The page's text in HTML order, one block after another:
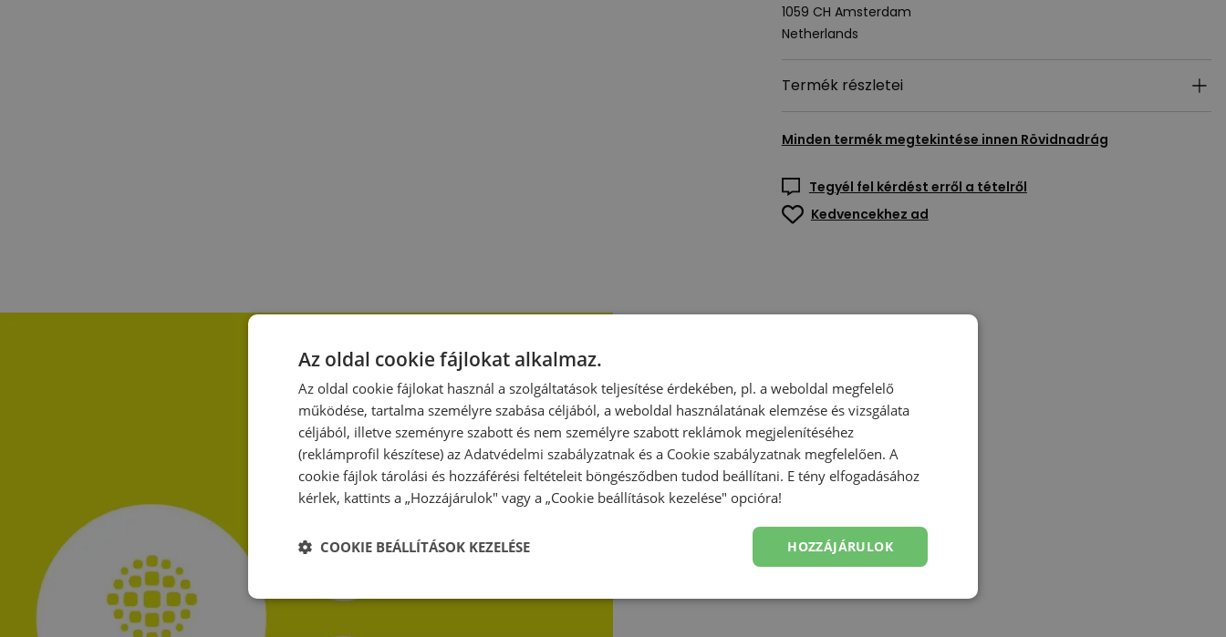
1059 CH Amsterdam
Netherlands
Termék részletei
Minden termék megtekintése innen Rövidnadrág
Tegyél fel kérdést erről a tételről
Kedvencekhez ad
Az oldal cookie fájlokat alkalmaz.
Az oldal cookie fájlokat használ a szolgáltatások teljesítése érdekében, pl. a weboldal megfelelő
működése, tartalma személyre szabása céljából, a weboldal használatának elemzése és vizsgálata
céljából, illetve szeményre szabott és nem személyre szabott reklámok megjelenítéséhez
(reklámprofil készítese) az Adatvédelmi szabályzatnak és a Cookie szabályzatnak megfelelően. A
cookie fájlok tárolási és hozzáférési feltételeit böngésződben tudod beállítani. E tény elfogadásához
kérlek, kattints a „Hozzájárulok" vagy a „Cookie beállítások kezelése" opcióra!
HOZZÁJÁRULOK
COOKIE BEÁLLÍTÁSOK KEZELÉSE